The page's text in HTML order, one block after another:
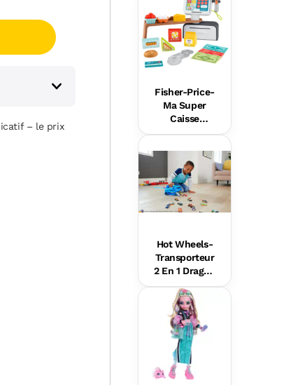
– le prix
Fisher-Price-
Ma Super
Caisse
Enregistreus
Éveil
Hot Wheels-
Transporteur
2 En 1 Dragon
s Hot Wheels
City